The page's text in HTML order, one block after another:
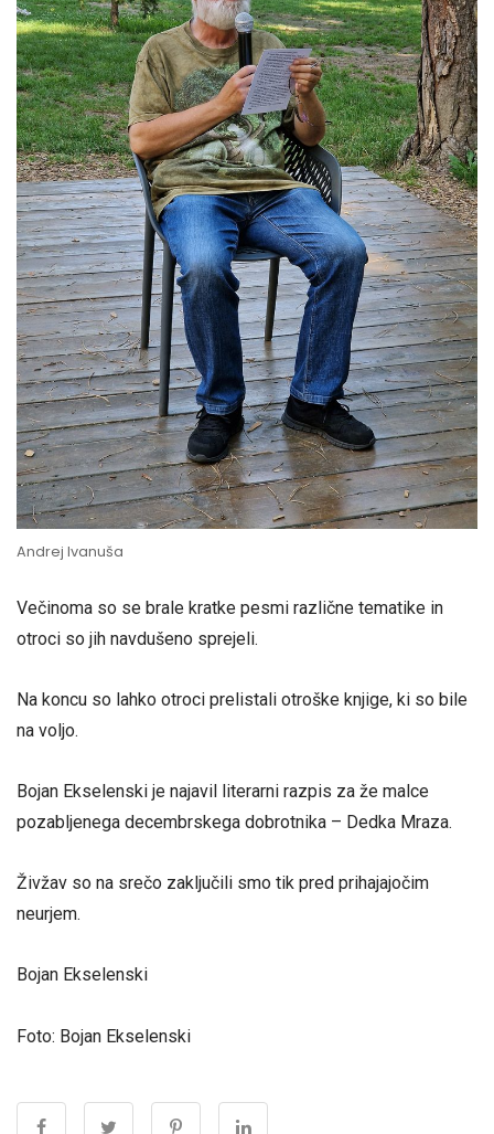
Andrej Ivanuša
Večinoma so se brale kratke pesmi različne tematike in
otroci so jih navdušeno sprejeli.
Na koncu so lahko otroci prelistali otroške knjige, ki so bile
na voljo.
Bojan Ekselenski je najavil literarni razpis za že malce
pozabljenega decembrskega dobrotnika – Dedka Mraza.
Živžav so na srečo zaključili smo tik pred prihajajočim
neurjem.
Bojan Ekselenski
Foto: Bojan Ekselenski